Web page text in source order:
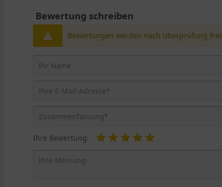
Bewertung schreiben
Bewertungen werden nach Überprüfung
Ihre Bewertung: